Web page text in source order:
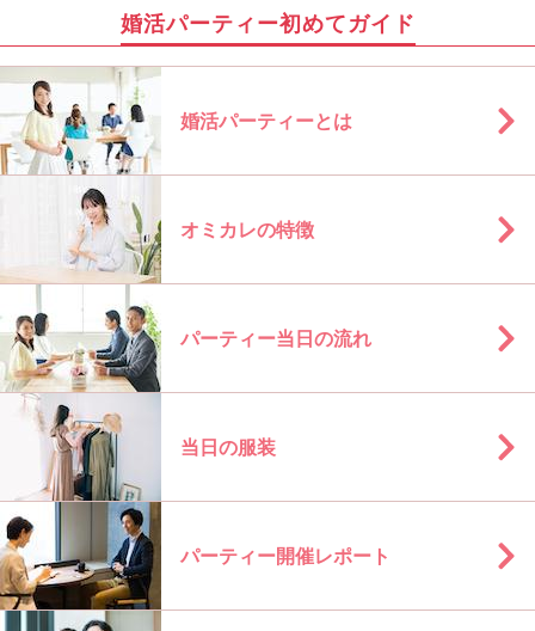
婚活パーティー初めてガイド
婚活パーティーとは
オミカレの特徴
パーティー当日の流れ
当日の服装
パーティー開催レポート